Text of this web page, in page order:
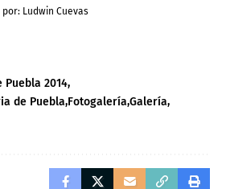
Ludwin Cuevas
Puebla 2014
de Puebla Fotogalería Galería